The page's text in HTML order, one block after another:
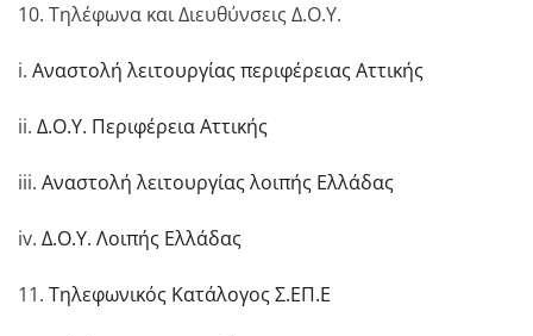
10. Τηλέφωνα και Διευθύνσεις Δ.Ο.Υ.
i. Αναστολή λειτουργίας περιφέρειας Αττικής
ii. Δ.Ο.Υ. Περιφέρεια Αττικής
iii. Αναστολή λειτουργίας λοιπής Ελλάδας
iv. Δ.Ο.Υ. Λοιπής Ελλάδας
11. Τηλεφωνικός Κατάλογος Σ.ΕΠ.Ε